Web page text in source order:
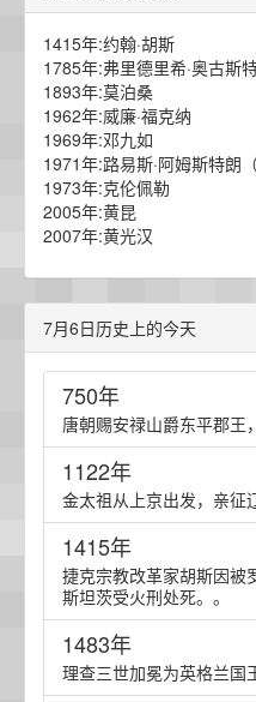
1415年:约翰·胡斯
1785年:弗里德里希·奥古斯
1893年:莫泊桑
1962年:威廉·福克纳
1969年:邓九如
1971年:路易斯·阿姆斯特朗
1973年:克伦佩勒
2005年:黄昆
2007年:黄光汉
7月6日历史上的今天
750年
唐朝赐安禄山爵东平郡王
1122年
金太祖从上京出发，亲征
1415年
捷克宗教改革家胡斯因被
斯坦茨受火刑处死。。
1483年
理查三世加冕为英格兰国